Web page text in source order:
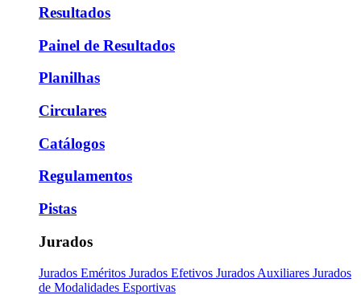
Resultados
Painel de Resultados
Planilhas
Circulares
Catálogos
Regulamentos
Pistas
Jurados
Jurados Eméritos Jurados Efetivos Jurados Auxiliares Jurados
de Modalidades Esportivas